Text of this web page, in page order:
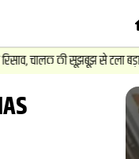
की सूझबूझ से टला बड़ा हादसा.